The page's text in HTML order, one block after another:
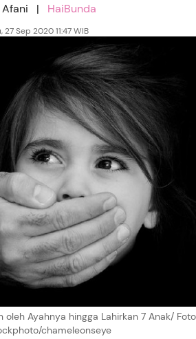
Afani | HaiBunda
27 Sep 2020 11:47 WIB
oleh Ayahnya hingga Lahirkan 7 Anak/
chameleonseye